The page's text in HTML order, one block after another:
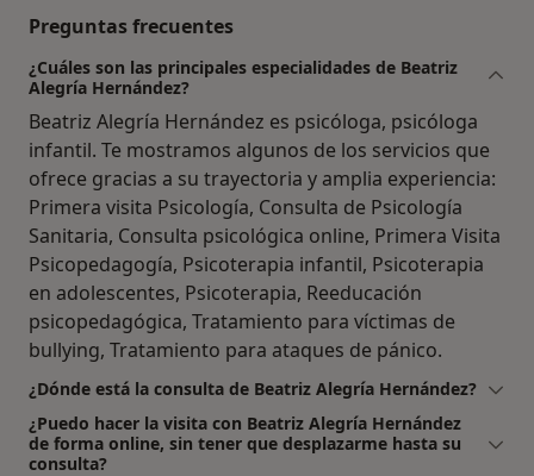
Preguntas frecuentes
¿Cuáles son las principales especialidades de Beatriz
Alegría Hernández?
Beatriz Alegría Hernández es psicóloga, psicóloga
infantil. Te mostramos algunos de los servicios que
ofrece gracias a su trayectoria y amplia experiencia:
Primera visita Psicología, Consulta de Psicología
Sanitaria, Consulta psicológica online, Primera Visita
Psicopedagogía, Psicoterapia infantil, Psicoterapia
en adolescentes, Psicoterapia, Reeducación
psicopedagógica, Tratamiento para víctimas de
bullying, Tratamiento para ataques de pánico.
¿Dónde está la consulta de Beatriz Alegría Hernández?
¿Puedo hacer la visita con Beatriz Alegría Hernández
de forma online, sin tener que desplazarme hasta su
consulta?